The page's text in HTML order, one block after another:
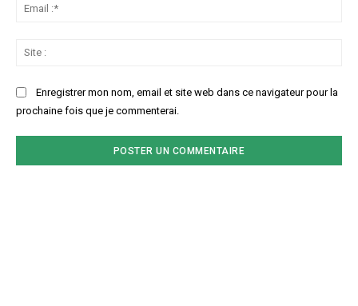
Enregistrer mon nom, email et site web dans ce navigateur pour la
prochaine fois que je commenterai.